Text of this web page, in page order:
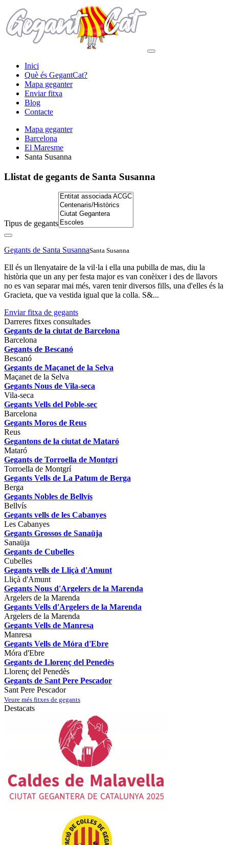
Inici
Què és GegantCat?
Mapa geganter
Enviar fitxa
Blog
Contacte
Mapa geganter
Barcelona
El Maresme
Santa Susanna
Llistat de gegants de Santa Susanna
Tipus de gegants
Gegants de Santa SusannaSanta Susanna
Ell és un llenyataire de la vil·la i ella una pubilla de mas, diu la
història que un any per festa major es van conèixer i des de llavors
no es van separar mai més, varen tenir diversos fills, una d'elles és la
Gracieta, que va vestida igual que la colla. S&...
Enviar fitxa de gegants
Darreres fitxes consultades
Gegants de la ciutat de Barcelona
Barcelona
Gegants de Bescanó
Bescanó
Gegants de Maçanet de la Selva
Maçanet de la Selva
Gegants Nous de Vila-seca
Vila-seca
Gegants Vells del Poble-sec
Barcelona
Gegants Moros de Reus
Reus
Gegantons de la ciutat de Mataró
Mataró
Gegants de Torroella de Montgrí
Torroella de Montgrí
Gegants Vells de La Patum de Berga
Berga
Gegants Nobles de Bellvís
Bellvís
Gegants vells de les Cabanyes
Les Cabanyes
Gegants Grossos de Sanaüja
Sanaüja
Gegants de Cubelles
Cubelles
Gegants vells de Lliçà d'Amunt
Lliçà d'Amunt
Gegants Nous d'Argelers de la Marenda
Argelers de la Marenda
Gegants Vells d'Argelers de la Marenda
Argelers de la Marenda
Gegants Vells de Manresa
Manresa
Gegants Vells de Móra d'Ebre
Móra d'Ebre
Gegants de Llorenç del Penedès
Llorenç del Penedès
Gegants de Sant Pere Pescador
Sant Pere Pescador
Veure més fitxes de gegants
Destacats